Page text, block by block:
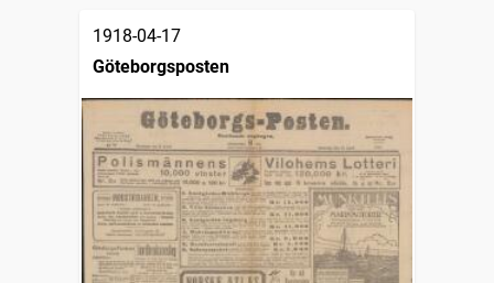
1918-04-17
Göteborgsposten